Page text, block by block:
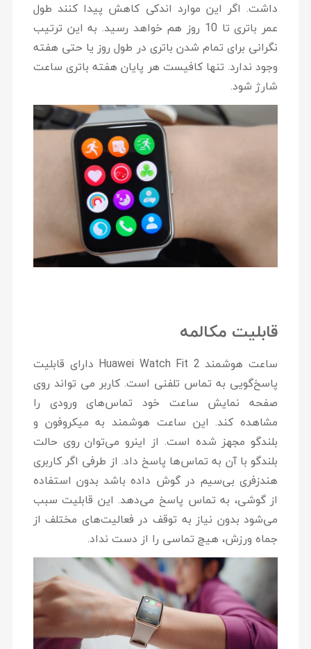
داشت. اگر این موارد اندکی کاهش پیدا کنند طول
عمر باتری تا 10 روز هم خواهد رسید. به این ترتیب
نگرانی برای تمام شدن باتری در طول روز یا حتی هفته
وجود ندارد. تنها کافیست هر پایان هفته باتری ساعت
شارژ شود.
قابلیت مکالمه
ساعت هوشمند Huawei Watch Fit 2 دارای قابلیت
پاسخ‌گویی به تماس تلفنی است. کاربر می تواند روی
صفحه نمایش ساعت خود تماس‌های ورودی را
مشاهده کند. این ساعت هوشمند به میکروفون و
بلندگو مجهز شده است. از اینرو می‌توان روی حالت
بلندگو با آن به تماس‌ها پاسخ داد. از طرفی اگر کاربری
هندزفری بی‌سیم در گوش داده باشد بدون استفاده
از گوشی، به تماس پاسخ می‌دهد. این قابلیت سبب
می‌شود بدون نیاز به توقف در فعالیت‌های مختلف از
جماه ورزش، هیچ تماسی را از دست نداد.